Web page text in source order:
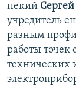
некий
учредитель
разным
работы точек
технических